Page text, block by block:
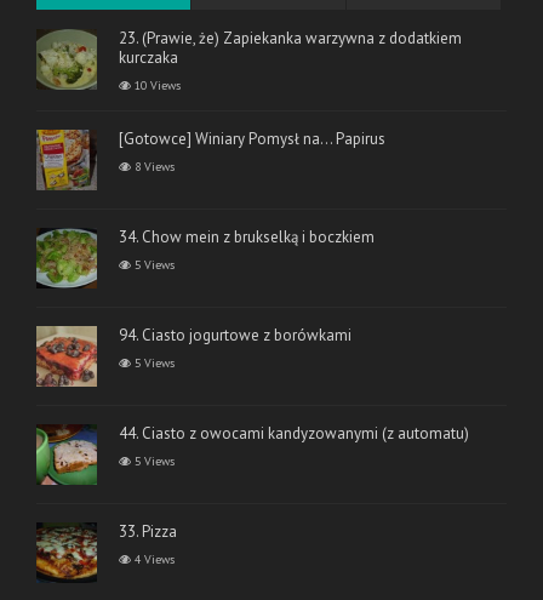
23. (Prawie, że) Zapiekanka warzywna z dodatkiem
kurczaka
10 Views
[Gotowce] Winiary Pomysł na… Papirus
8 Views
34. Chow mein z brukselką i boczkiem
5 Views
94. Ciasto jogurtowe z borówkami
5 Views
44. Ciasto z owocami kandyzowanymi (z automatu)
5 Views
33. Pizza
4 Views